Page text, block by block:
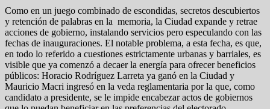
Como en un juego combinado de escondidas, secretos descubiertos
y retención de palabras en la memoria, la Ciudad expande y retrae
acciones de gobierno, instalando servicios pero especulando con las
fechas de inauguraciones. El notable problema, a esta fecha, es que,
en todo lo referido a cuestiones estrictamente urbanas y barriales, es
visible que ya comenzó a decaer la energía para ofrecer beneficios
públicos: Horacio Rodríguez Larreta ya ganó en la Ciudad y
Mauricio Macri ingresó en la veda reglamentaria por la que, como
candidato a presidente, se le impide encabezar actos de gobiernos